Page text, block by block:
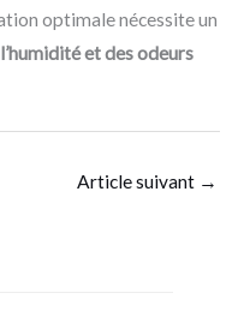
optimale nécessite un
et des odeurs
Article suivant →